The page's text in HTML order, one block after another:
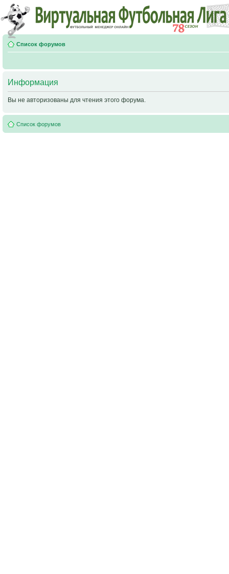
Список форумов
Информация
Вы не авторизованы для чтения этого форума.
Список форумов